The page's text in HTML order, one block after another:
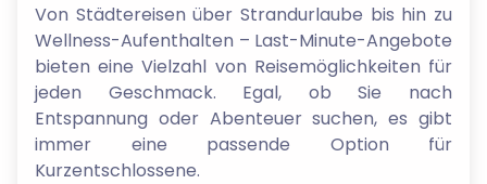
Von Städtereisen über Strandurlaube bis hin zu
Wellness-Aufenthalten – Last-Minute-Angebote
bieten eine Vielzahl von Reisemöglichkeiten für
jeden Geschmack. Egal, ob Sie nach
Entspannung oder Abenteuer suchen, es gibt
immer eine passende Option für
Kurzentschlossene.